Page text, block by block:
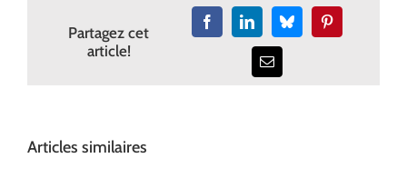
Partagez cet
article!
FacebookLinkedInBlueskyPinterest
Email
Articles similaires